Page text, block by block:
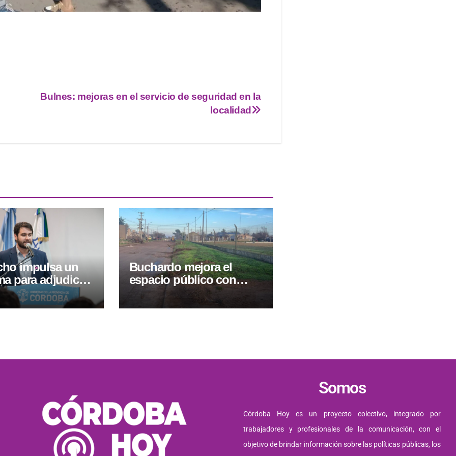
Bulnes: mejoras en el servicio de seguridad en la
localidad
impulsa un
para adjudicar
a familias de la
Buchardo mejora el
espacio público con
obras y nueva
forestación
Somos
Córdoba Hoy es un proyecto colectivo, integrado por
trabajadores y profesionales de la comunicación, con el
objetivo de brindar información sobre las políticas públicas, los